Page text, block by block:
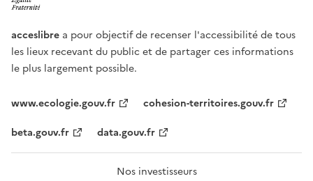
acceslibre a pour objectif de recenser l'accessibilité de tous
les lieux recevant du public et de partager ces informations
le plus largement possible.
www.ecologie.gouv.fr
cohesion-territoires.gouv.fr
beta.gouv.fr
data.gouv.fr
Nos investisseurs